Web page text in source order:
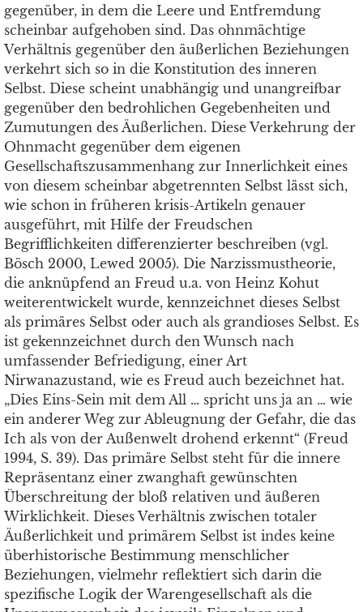
gegenüber, in dem die Leere und Entfremdung
scheinbar aufgehoben sind. Das ohnmächtige
Verhältnis gegenüber den äußerlichen Beziehungen
verkehrt sich so in die Konstitution des inneren
Selbst. Diese scheint unabhängig und unangreifbar
gegenüber den bedrohlichen Gegebenheiten und
Zumutungen des Äußerlichen. Diese Verkehrung der
Ohnmacht gegenüber dem eigenen
Gesellschaftszusammenhang zur Innerlichkeit eines
von diesem scheinbar abgetrennten Selbst lässt sich,
wie schon in früheren krisis-Artikeln genauer
ausgeführt, mit Hilfe der Freudschen
Begrifflichkeiten differenzierter beschreiben (vgl.
Bösch 2000, Lewed 2005). Die Narzissmustheorie,
die anknüpfend an Freud u.a. von Heinz Kohut
weiterentwickelt wurde, kennzeichnet dieses Selbst
als primäres Selbst oder auch als grandioses Selbst. Es
ist gekennzeichnet durch den Wunsch nach
umfassender Befriedigung, einer Art
Nirwanazustand, wie es Freud auch bezeichnet hat.
„Dies Eins-Sein mit dem All … spricht uns ja an … wie
ein anderer Weg zur Ableugnung der Gefahr, die das
Ich als von der Außenwelt drohend erkennt“ (Freud
1994, S. 39). Das primäre Selbst steht für die innere
Repräsentanz einer zwanghaft gewünschten
Überschreitung der bloß relativen und äußeren
Wirklichkeit. Dieses Verhältnis zwischen totaler
Äußerlichkeit und primärem Selbst ist indes keine
überhistorische Bestimmung menschlicher
Beziehungen, vielmehr reflektiert sich darin die
spezifische Logik der Warengesellschaft als die